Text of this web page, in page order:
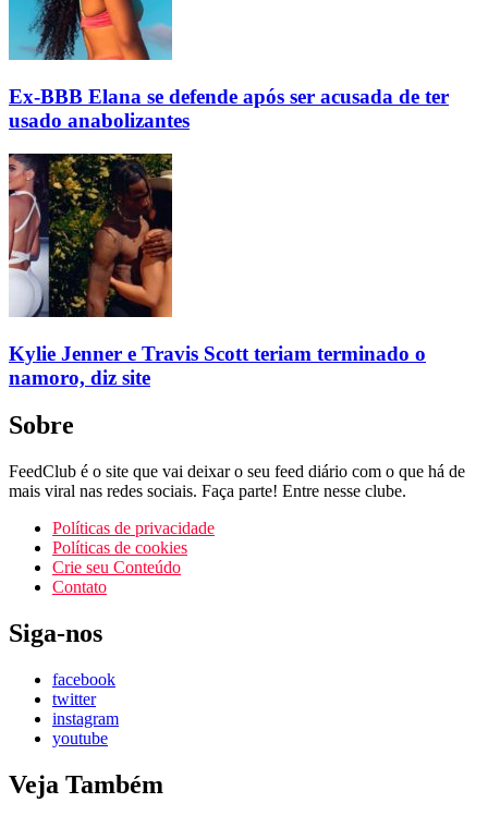
Ex-BBB Elana se defende após ser acusada de ter
usado anabolizantes
Kylie Jenner e Travis Scott teriam terminado o
namoro, diz site
Sobre
FeedClub é o site que vai deixar o seu feed diário com o que há de
mais viral nas redes sociais. Faça parte! Entre nesse clube.
Políticas de privacidade
Políticas de cookies
Crie seu Conteúdo
Contato
Siga-nos
facebook
twitter
instagram
youtube
Veja Também